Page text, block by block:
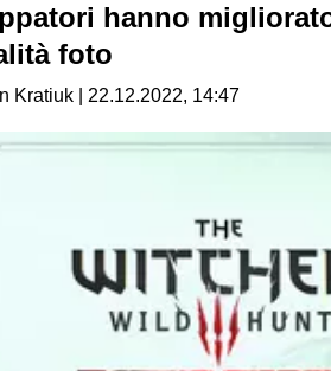
hanno
foto
Kratiuk | 22.12.2022, 14:47